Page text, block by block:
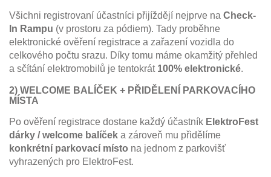
Všichni registrovaní účastníci přijíždějí nejprve na Check-
In Rampu (v prostoru za pódiem). Tady proběhne
elektronické ověření registrace a zařazení vozidla do
celkového počtu srazu. Díky tomu máme okamžitý přehled
a sčítání elektromobilů je tentokrát 100% elektronické.
2) WELCOME BALÍČEK + PŘIDĚLENÍ PARKOVACÍHO
MÍSTA
Po ověření registrace dostane každý účastník ElektroFest
dárky / welcome balíček a zároveň mu přidělíme
konkrétní parkovací místo na jednom z parkovišť
vyhrazených pro ElektroFest.